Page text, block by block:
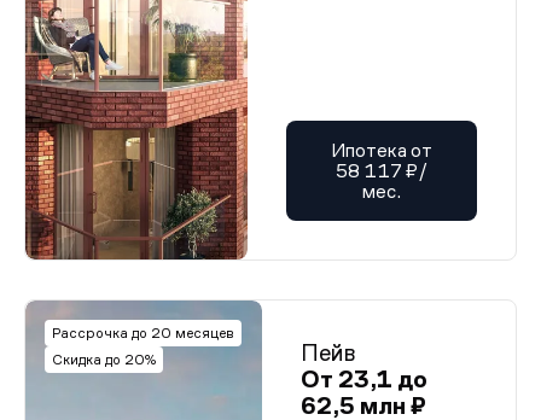
Ипотека от
58 117 ₽/
мес.
Рассрочка до 20 месяцев
Скидка до 20%
Пейв
От 23,1 до
62,5 млн ₽